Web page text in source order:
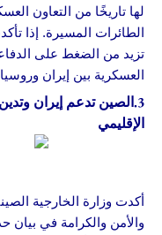
لها تاريخًا من التعاون
الطائرات المسيرة. إذا
تزيد من الضغط على
العسكرية بين إيران
3.الصين تدعم إيران وتدين
الإقليمي
أكدت وزارة الخارجية
والأمن والكرامة في بيان